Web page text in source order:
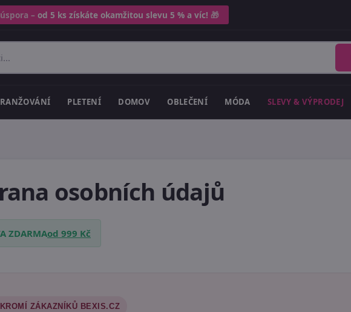
– od 5 ks získáte okamžitou slevu 5 % a víc! 🎁
PLETENÍ DOMOV OBLEČENÍ MÓDA SLEVY & VÝPRODEJ
osobních údajů
ZDARMAod 999 Kč
ZÁKAZNÍKŮ BEXIS.CZ